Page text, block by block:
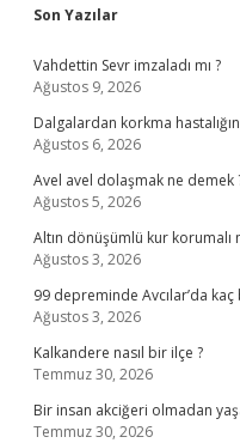
Sidebar
Son Yazılar
Vahdettin Sevr imzaladı mı ?
Ağustos 9, 2026
Dalgalardan korkma
Ağustos 6, 2026
Avel avel dolaşmak ne demek
Ağustos 5, 2026
Altın dönüşümlü kur
Ağustos 3, 2026
99 depreminde Avcılar’da
Ağustos 3, 2026
Kalkandere nasıl bir ilçe ?
Temmuz 30, 2026
Bir insan akciğeri olmadan
Temmuz 30, 2026